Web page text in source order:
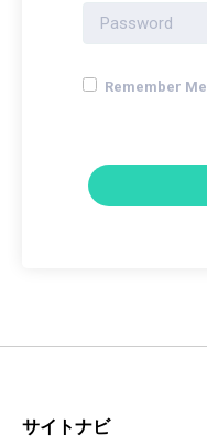
Remember Me
サイトナビ